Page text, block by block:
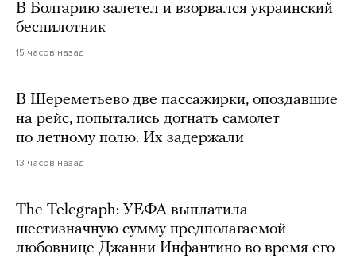
В Болгарию залетел и взорвался украинский
беспилотник
15 часов назад
В Шереметьево две пассажирки, опоздавшие
на рейс, попытались догнать самолет
по летному полю. Их задержали
13 часов назад
The Telegraph: УЕФА выплатила
шестизначную сумму предполагаемой
любовнице Джанни Инфантино во время его